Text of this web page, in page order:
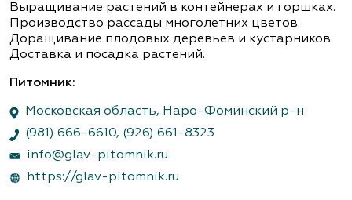
Выращивание растений в контейнерах и горшках.
Производство рассады многолетних цветов.
Доращивание плодовых деревьев и кустарников.
Доставка и посадка растений.
Питомник:
Московская область, Наро-Фоминский р-н
(981) 666-6610, (926) 661-8323
info@glav-pitomnik.ru
https://glav-pitomnik.ru